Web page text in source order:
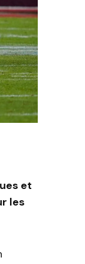
et
les